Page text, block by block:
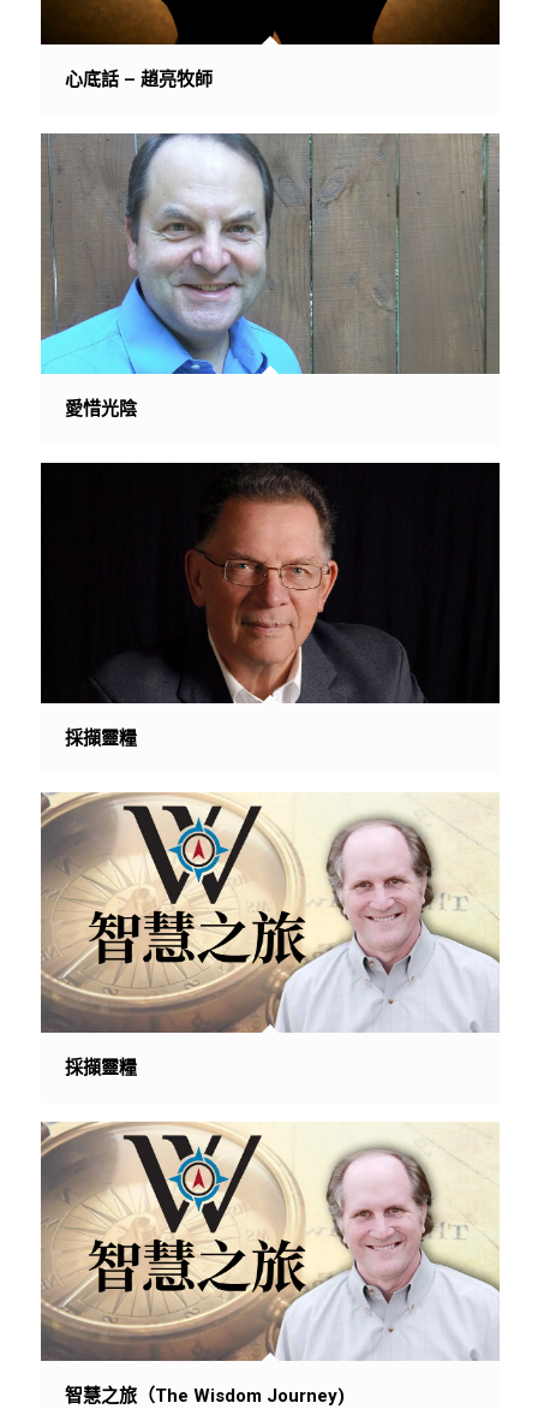
心底話 – 趙亮牧師
愛惜光陰
採擷靈糧
採擷靈糧
智慧之旅（The Wisdom Journey)